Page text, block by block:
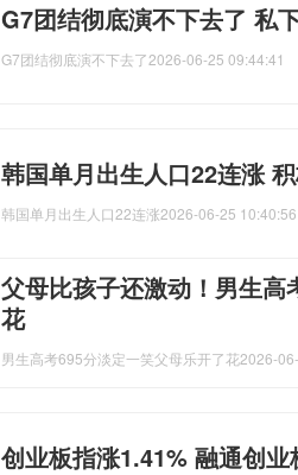
G7团结彻底演不下去了 私
G7团结彻底演不下去了2026-06-25 09:44:41
韩国单月出生人口22连涨
韩国单月出生人口22连涨2026-06-25 10:40:56
父母比孩子还激动！男生高
花
男生高考695分淡定一笑父母乐开了花2026-
创业板指涨1.41% 融通创